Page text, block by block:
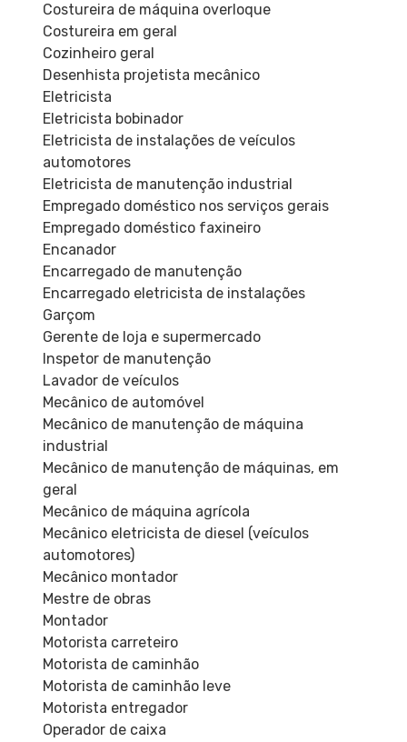
Costureira de máquina overloque
Costureira em geral
Cozinheiro geral
Desenhista projetista mecânico
Eletricista
Eletricista bobinador
Eletricista de instalações de veículos
automotores
Eletricista de manutenção industrial
Empregado doméstico nos serviços gerais
Empregado doméstico faxineiro
Encanador
Encarregado de manutenção
Encarregado eletricista de instalações
Garçom
Gerente de loja e supermercado
Inspetor de manutenção
Lavador de veículos
Mecânico de automóvel
Mecânico de manutenção de máquina
industrial
Mecânico de manutenção de máquinas, em
geral
Mecânico de máquina agrícola
Mecânico eletricista de diesel (veículos
automotores)
Mecânico montador
Mestre de obras
Montador
Motorista carreteiro
Motorista de caminhão
Motorista de caminhão leve
Motorista entregador
Operador de caixa